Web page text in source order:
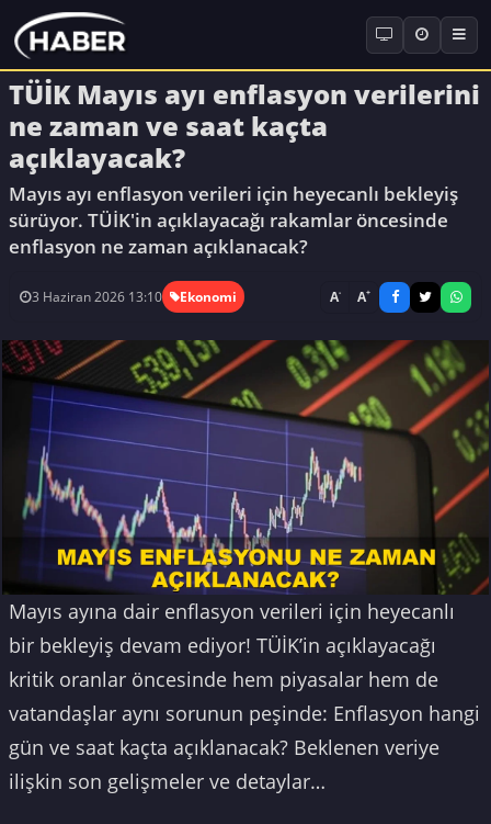
TÜİK Mayıs ayı enflasyon verilerini
ne zaman ve saat kaçta
açıklayacak?
Mayıs ayı enflasyon verileri için heyecanlı bekleyiş
sürüyor. TÜİK'in açıklayacağı rakamlar öncesinde
enflasyon ne zaman açıklanacak?
3 Haziran 2026 13:10 Ekonomi A- A+
Mayıs ayına dair enflasyon verileri için heyecanlı
bir bekleyiş devam ediyor! TÜİK’in açıklayacağı
kritik oranlar öncesinde hem piyasalar hem de
vatandaşlar aynı sorunun peşinde: Enflasyon hangi
gün ve saat kaçta açıklanacak? Beklenen veriye
ilişkin son gelişmeler ve detaylar…